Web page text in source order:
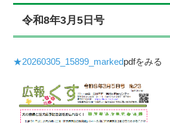
令和8年3月5日号
★20260305_15899_markedpdfをみる